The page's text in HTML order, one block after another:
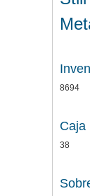
8694
Caja
38